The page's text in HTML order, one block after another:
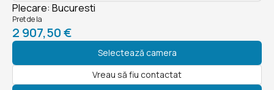
Plecare: Bucuresti
Pret de la
2 907,50 €
Selectează camera
Vreau să fiu contactat